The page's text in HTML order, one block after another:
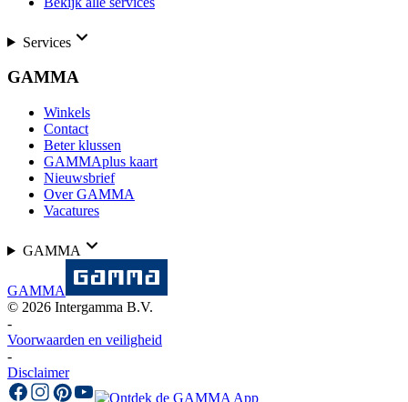
Services
GAMMA
Winkels
Contact
Beter klussen
GAMMAplus kaart
Nieuwsbrief
Over GAMMA
Vacatures
GAMMA
GAMMA
© 2026 Intergamma B.V.
-
Voorwaarden en veiligheid
-
Disclaimer